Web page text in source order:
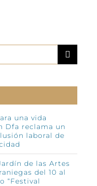
una vida
Dfa reclama un
laboral de
de las Artes
del 10 al
“Festival